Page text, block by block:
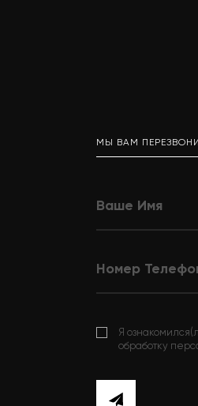
МЫ ВАМ
Я
обработку